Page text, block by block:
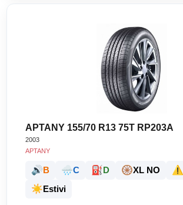
APTANY 155/70 R13 75T RP203A
2003
APTANY
🔊B 🌧️C ⛽D 🛞XL NO ⚠️
☀️Estivi